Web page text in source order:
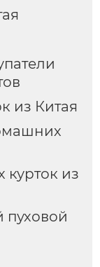
из Китая
из
пуховой